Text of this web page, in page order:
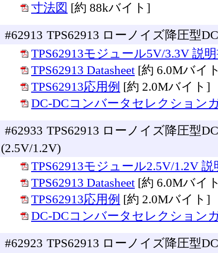
寸法図 [約 88kバイト]
#62913 TPS62913 ローノイズ降圧型
TPS62913モジュール5V/3.3V 説
TPS62913 Datasheet [約 6.0Mバイ
TPS62913応用例 [約 2.0Mバイト]
DC-DCコンバータセレクション
#62933 TPS62913 ローノイズ降圧型
(2.5V/1.2V)
TPS62913モジュール2.5V/1.2V 説
TPS62913 Datasheet [約 6.0Mバイ
TPS62913応用例 [約 2.0Mバイト]
DC-DCコンバータセレクション
#62923 TPS62913 ローノイズ降圧型